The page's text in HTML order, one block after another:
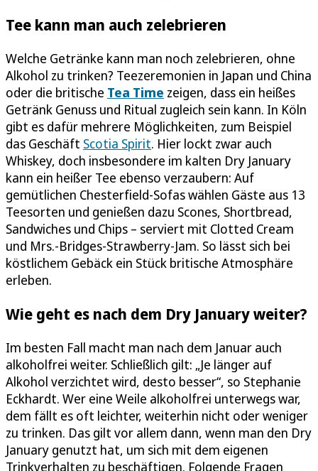
Tee kann man auch zelebrieren
Welche Getränke kann man noch zelebrieren, ohne
Alkohol zu trinken? Teezeremonien in Japan und China
oder die britische Tea Time zeigen, dass ein heißes
Getränk Genuss und Ritual zugleich sein kann. In Köln
gibt es dafür mehrere Möglichkeiten, zum Beispiel
das Geschäft Scotia Spirit. Hier lockt zwar auch
Whiskey, doch insbesondere im kalten Dry January
kann ein heißer Tee ebenso verzaubern: Auf
gemütlichen Chesterfield-Sofas wählen Gäste aus 13
Teesorten und genießen dazu Scones, Shortbread,
Sandwiches und Chips – serviert mit Clotted Cream
und Mrs.-Bridges-Strawberry-Jam. So lässt sich bei
köstlichem Gebäck ein Stück britische Atmosphäre
erleben.
Wie geht es nach dem Dry January weiter?
Im besten Fall macht man nach dem Januar auch
alkoholfrei weiter. Schließlich gilt: „Je länger auf
Alkohol verzichtet wird, desto besser“, so Stephanie
Eckhardt. Wer eine Weile alkoholfrei unterwegs war,
dem fällt es oft leichter, weiterhin nicht oder weniger
zu trinken. Das gilt vor allem dann, wenn man den Dry
January genutzt hat, um sich mit dem eigenen
Trinkverhalten zu beschäftigen. Folgende Fragen